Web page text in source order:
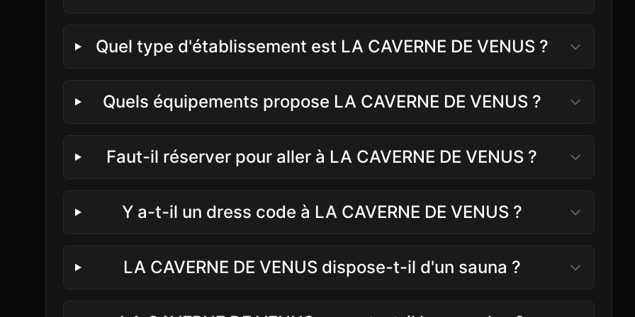
Quel type d'établissement est LA CAVERNE DE VENUS ?
Quels équipements propose LA CAVERNE DE VENUS ?
Faut-il réserver pour aller à LA CAVERNE DE VENUS ?
Y a-t-il un dress code à LA CAVERNE DE VENUS ?
LA CAVERNE DE VENUS dispose-t-il d'un sauna ?